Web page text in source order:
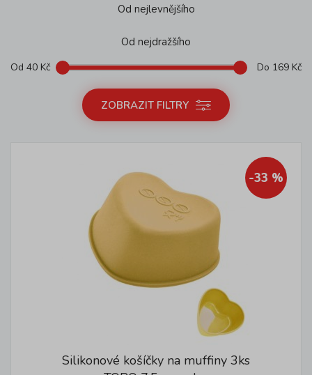
Od nejlevnějšího
Od nejdražšího
Od 40 Kč Do 169 Kč
ZOBRAZIT FILTRY
-33 %
Silikonové košíčky na muffiny 3ks